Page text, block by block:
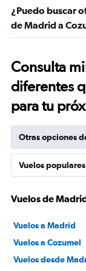
¿Puedo buscar
de Madrid a
Consulta
diferentes
para tu
Otras opciones
Vuelos populares
Vuelos de
Vuelos a Madrid
Vuelos a Cozumel
Vuelos desde